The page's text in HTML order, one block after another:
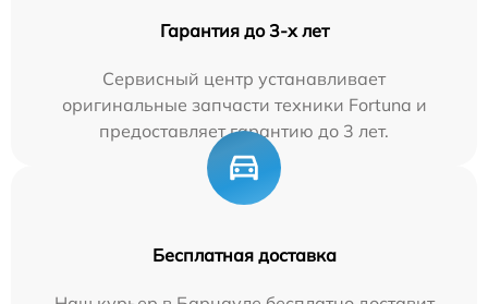
Гарантия до 3-х лет
Сервисный центр устанавливает
оригинальные запчасти техники Fortuna и
предоставляет гарантию до 3 лет.
Бесплатная доставка